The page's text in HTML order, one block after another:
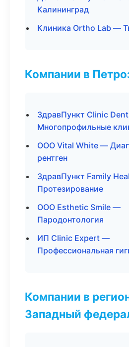
Калининград
Клиника Ortho Lab —
Компании в
ЗдравПункт Clinic
Многопрофильные
ООО Vital White —
рентген
ЗдравПункт Family
Протезирование
ООО Esthetic Smile —
Пародонтология
ИП Clinic Expert —
Профессиональная
Компании в
Западный